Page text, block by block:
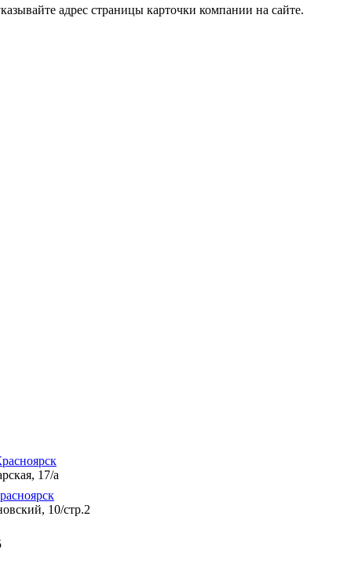
адрес страницы карточки компании на сайте.
17/а
10/стр.2